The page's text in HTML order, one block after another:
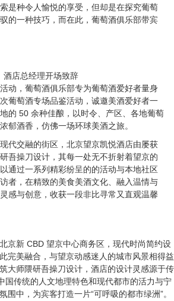
是种令人愉悦的享受，但却是在探究葡萄
的一种技巧，而在此，葡萄酒俱乐部带宾
酒店总经理开场致辞
动，葡萄酒俱乐部专为葡萄酒爱好者量身
葡萄酒专场品鉴活动，诚邀美酒爱好者一
的 50 余种佳酿，以时令、产区、各地葡萄
郁酒香，仿佛一场环球美酒之旅。
代交融的街区，北京望京凯悦酒店由屡获
吾操刀设计，其每一处无不折射着望京的
通过一系列精彩纷呈的的活动与本地社区
者，在精致的美食美酒文化、融入温情与
感与创意，收获一段非比寻常又直观温馨
京新 CBD 望京中心商务区，现代时尚简约设
完美融合，与望京动感迷人的城市风景相得益
大师隈研吾操刀设计，酒店的设计灵感源于传
国传统的人文地理特色和现代都市的活力与宁
围中，为宾客打造一片“可呼吸的都市绿洲”。